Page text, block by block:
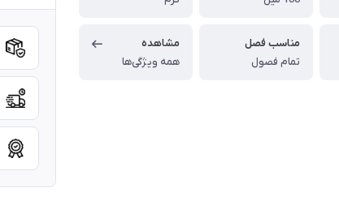
مناسب فصل
تمام فصول
مشاهده
همه ویژگی‌ها